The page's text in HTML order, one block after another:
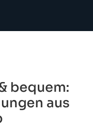
bequem:
aus